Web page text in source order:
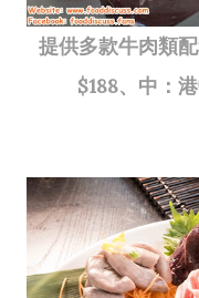
提供多款牛肉類
$188、中：